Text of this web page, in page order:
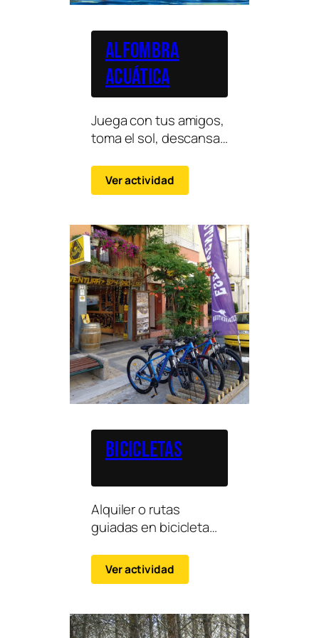
Alfombra
Acuática
Juega con tus amigos,
toma el sol, descansa
ver quien aguanta
más. Ideal para los más
Ver actividad
Bicicletas
Alquiler o rutas
guiadas en bicicleta
de Ribagorza,
adaptadas a distintos
Ver actividad